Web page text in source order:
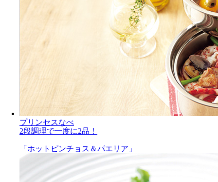
プリンセスなべ
2段調理で一度に2品！
「ホットピンチョス＆パエリア」